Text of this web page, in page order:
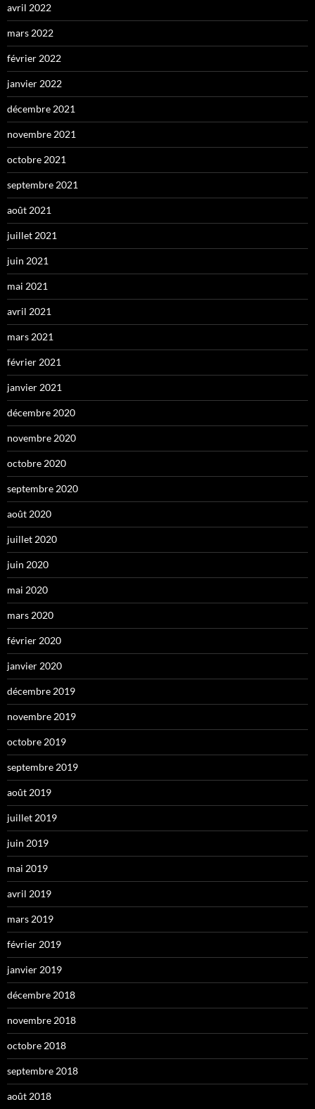
avril 2022
mars 2022
février 2022
janvier 2022
décembre 2021
novembre 2021
octobre 2021
septembre 2021
août 2021
juillet 2021
juin 2021
mai 2021
avril 2021
mars 2021
février 2021
janvier 2021
décembre 2020
novembre 2020
octobre 2020
septembre 2020
août 2020
juillet 2020
juin 2020
mai 2020
mars 2020
février 2020
janvier 2020
décembre 2019
novembre 2019
octobre 2019
septembre 2019
août 2019
juillet 2019
juin 2019
mai 2019
avril 2019
mars 2019
février 2019
janvier 2019
décembre 2018
novembre 2018
octobre 2018
septembre 2018
août 2018